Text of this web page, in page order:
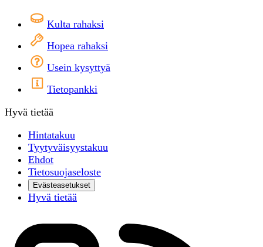
Kulta rahaksi
Hopea rahaksi
Usein kysyttyä
Tietopankki
Hyvä tietää
Hintatakuu
Tyytyväisyystakuu
Ehdot
Tietosuojaseloste
Evästeasetukset
Hyvä tietää